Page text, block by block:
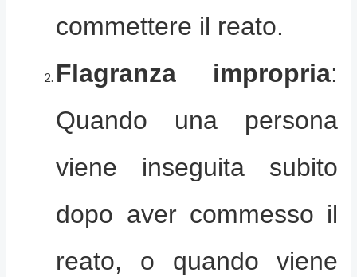
commettere il reato.
Flagranza impropria:
Quando una persona
viene inseguita subito
dopo aver commesso il
reato, o quando viene